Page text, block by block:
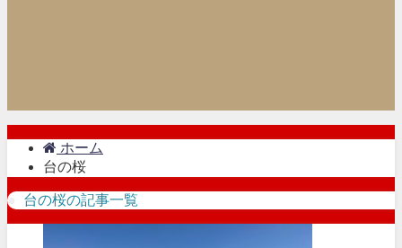
ホーム
台の桜
台の桜の記事一覧